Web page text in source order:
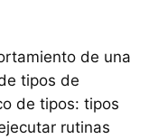
de una
tipos de
de tipos: tipos
rutinas